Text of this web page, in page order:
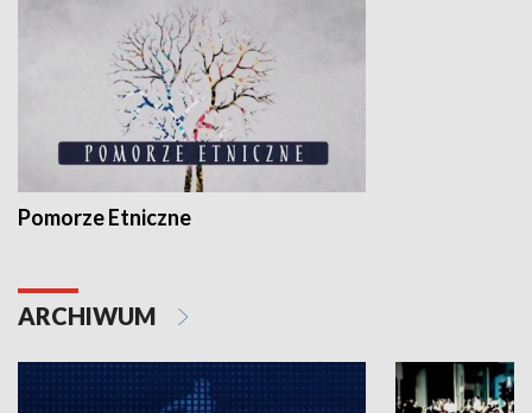
Pomorze Etniczne
ARCHIWUM